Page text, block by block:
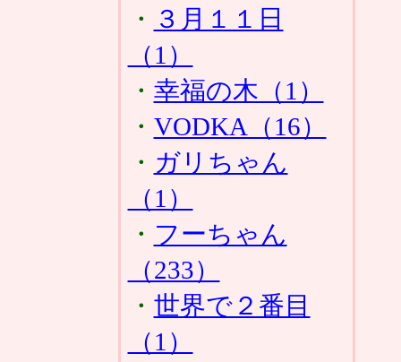
・ ３月１１日
（1）
・ 幸福の木（1）
・ VODKA（16）
・ ガリちゃん
（1）
・ フーちゃん
（233）
・ 世界で２番目
（1）